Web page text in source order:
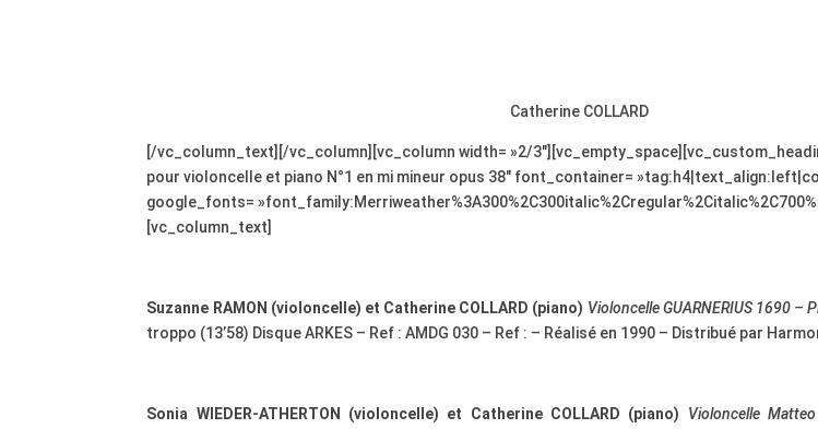
Catherine COLLARD
[/vc_column_text][/vc_column][vc_column width= »2/
pour violoncelle et piano N°1 en mi mineur opus 38″ font_container=
google_fonts=
[vc_column_text]
Suzanne RAMON (violoncelle) et Catherine COLLARD (piano) Violoncelle GUARNERIUS 1690 –
troppo (13’58) Disque ARKES – Ref : AMDG 030 – Ref : – Réalisé en 1990 – Distribué par
Sonia WIEDER-ATHERTON (violoncelle) et Catherine COLLARD (piano)
Violoncelle